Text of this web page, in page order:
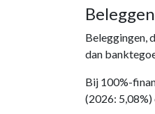
Beleggingen,
dan
Bij 100%-
(2026: